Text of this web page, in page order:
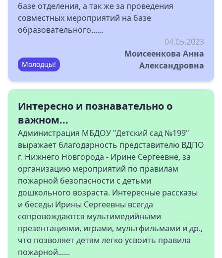
базе отделения, а так же за проведения
совместных мероприятий на базе
образовательного......
Молодцы!
04.05.2023
Моисеенкова Анна
Александровна
Интересно и познавательно о
важном...
Администрация МБДОУ "Детский сад №199"
выражает благодарность представителю ВДПО
г. Нижнего Новгорода - Ирине Сергеевне, за
организацию мероприятий по правилам
пожарной безопасности с детьми
дошкольного возраста. Интересные рассказы
и беседы Ирины Сергеевны всегда
сопровождаются мультимедийными
презентациями, играми, мультфильмами и др.,
что позволяет детям легко усвоить правила
пожарной......